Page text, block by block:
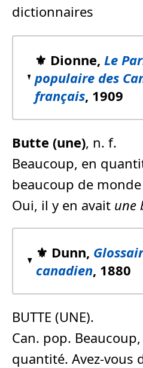
dictionnaires
⚜️ Dionne, Le
populaire des
français, 1909
Butte (une), n. f.
Beaucoup, en
beaucoup de
Oui, il y en avait une
⚜️ Dunn,
canadien, 1880
BUTTE (UNE).
Can. pop.
quantité. Avez-vous